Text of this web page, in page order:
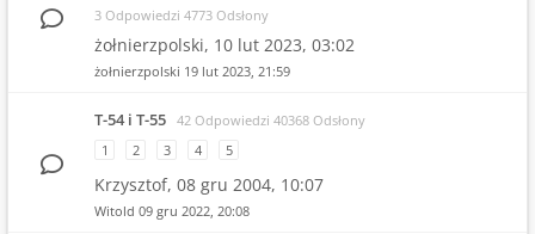
3 Odpowiedzi 4773 Odsłony
żołnierzpolski, 10 lut 2023, 03:02
żołnierzpolski 19 lut 2023, 21:59
T-54 i T-55 42 Odpowiedzi 40368 Odsłony
1
2 3 4 5
Krzysztof, 08 gru 2004, 10:07
Witold 09 gru 2022, 20:08